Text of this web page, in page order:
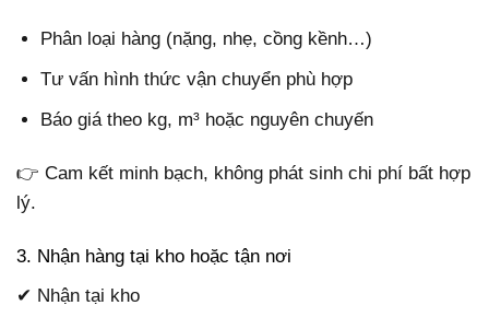
Phân loại hàng (nặng, nhẹ, cồng kềnh…)
Tư vấn hình thức vận chuyển phù hợp
Báo giá theo kg, m³ hoặc nguyên chuyến
👉 Cam kết minh bạch, không phát sinh chi phí bất hợp
lý.
3. Nhận hàng tại kho hoặc tận nơi
✔ Nhận tại kho